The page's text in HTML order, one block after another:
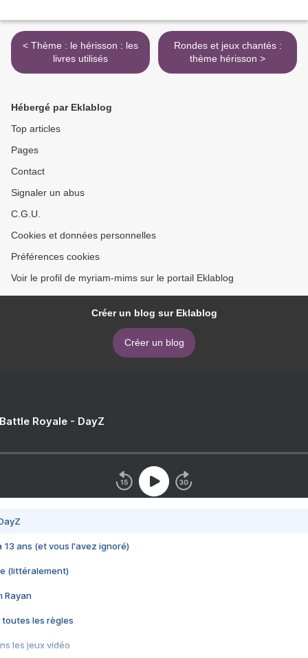
< Thème : le hérisson : les
livres utilisés
Rondes et jeux chantés :
thème hérisson >
Hébergé par Eklablog
Top articles
Pages
Contact
Signaler un abus
C.G.U.
Cookies et données personnelles
Préférences cookies
Voir le profil de myriam-mims sur le portail Eklablog
Créer un blog sur Eklablog
Créer un blog
Royale - DayZ
13 ans (et vous l'avez ignoré)
(littéralement)
Rayan
toutes les règles
les jeux vidéo